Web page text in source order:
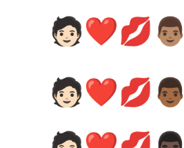
🧑🏻‍❤️‍💋‍👨🏽
🧑🏻‍❤️‍💋‍👨🏾